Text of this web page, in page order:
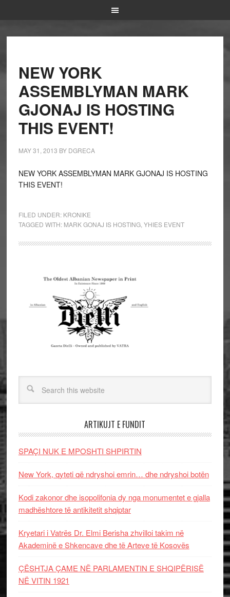
NEW YORK
ASSEMBLYMAN MARK
GJONAJ IS HOSTING
THIS EVENT!
MAY 31, 2013 BY DGRECA
NEW YORK ASSEMBLYMAN MARK GJONAJ IS HOSTING
THIS EVENT!
FILED UNDER: KRONIKE
TAGGED WITH: MARK GONAJ IS HOSTING, YHIES EVENT
ARTIKUJT E FUNDIT
SPAÇI NUK E MPOSHTI SHPIRTIN
New York, qyteti që ndryshoi emrin… dhe ndryshoi botën
Kodi zakonor dhe isopolifonia dy nga monumentet e gjalla
madhështore të antikitetit shqiptar
Kryetari i Vatrës Dr. Elmi Berisha zhvilloi takim në
Akademinë e Shkencave dhe të Arteve të Kosovës
ÇËSHTJA ÇAME NË PARLAMENTIN E SHQIPËRISË
NË VITIN 1921